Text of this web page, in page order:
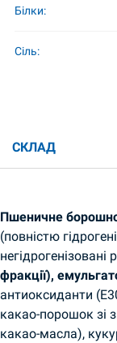
Білки:
Сіль:
СКЛАД
Пшеничне
(повністю
негідрогенізовані
фракції),
антиоксиданти
какао-порошок зі
какао-масла),